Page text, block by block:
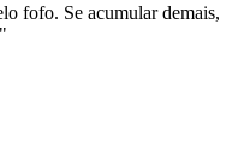
fofo. Se acumular demais,
"